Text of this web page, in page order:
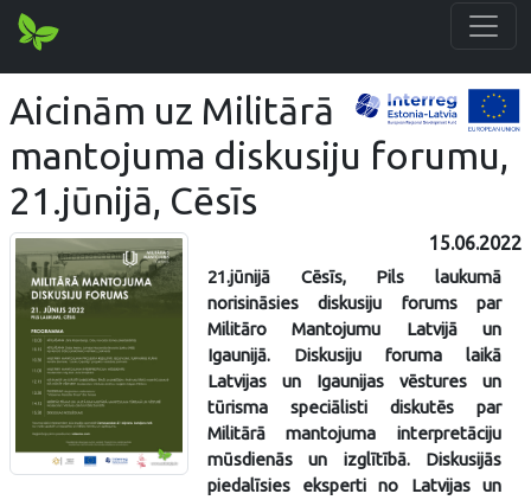
Aicinām uz Militārā
mantojuma diskusiju forumu,
21.jūnijā, Cēsīs
15.06.2022
21.jūnijā Cēsīs, Pils laukumā
norisināsies diskusiju forums par
Militāro Mantojumu Latvijā un
Igaunijā. Diskusiju foruma laikā
Latvijas un Igaunijas vēstures un
tūrisma speciālisti diskutēs par
Militārā mantojuma interpretāciju
mūsdienās un izglītībā. Diskusijās
piedalīsies eksperti no Latvijas un